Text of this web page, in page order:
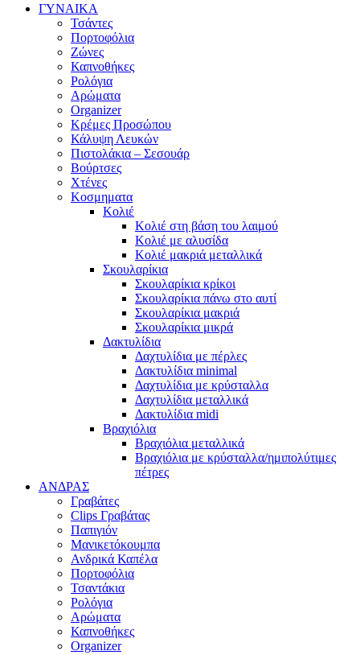
ΓΥΝΑΙΚΑ
Τσάντες
Πορτοφόλια
Ζώνες
Καπνοθήκες
Ρολόγια
Αρώματα
Organizer
Κρέμες Προσώπου
Κάλυψη Λευκών
Πιστολάκια – Σεσουάρ
Βούρτσες
Χτένες
Κοσμηματα
Κολιέ
Κολιέ στη βάση του λαιμού
Κολιέ με αλυσίδα
Κολιέ μακριά μεταλλικά
Σκουλαρίκια
Σκουλαρίκια κρίκοι
Σκουλαρίκια πάνω στο αυτί
Σκουλαρίκια μακριά
Σκουλαρίκια μικρά
Δακτυλίδια
Δαχτυλίδια με πέρλες
Δακτυλίδια minimal
Δαχτυλίδια με κρύσταλλα
Δαχτυλίδια μεταλλικά
Δακτυλίδια midi
Βραχιόλια
Βραχιόλια μεταλλικά
Βραχιόλια με κρύσταλλα/ημιπολύτιμες
πέτρες
ΑΝΔΡΑΣ
Γραβάτες
Clips Γραβάτας
Παπιγιόν
Μανικετόκουμπα
Ανδρικά Καπέλα
Πορτοφόλια
Τσαντάκια
Ρολόγια
Αρώματα
Καπνοθήκες
Organizer